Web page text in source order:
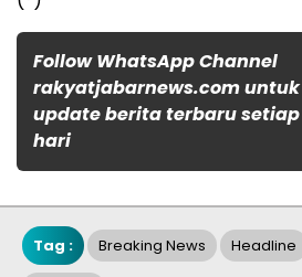
Follow WhatsApp Channel
rakyatjabarnews.com untuk
update berita terbaru setiap
hari
Tag : Breaking News Headline